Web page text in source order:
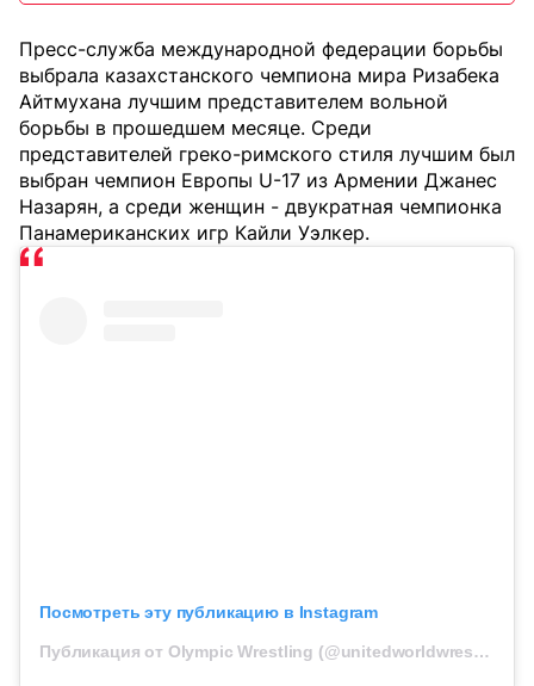
Пресс-служба международной федерации борьбы
выбрала казахстанского чемпиона мира Ризабека
Айтмухана лучшим представителем вольной
борьбы в прошедшем месяце. Среди
представителей греко-римского стиля лучшим был
выбран чемпион Европы U-17 из Армении Джанес
Назарян, а среди женщин - двукратная чемпионка
Панамериканских игр Кайли Уэлкер.
Посмотреть эту публикацию в Instagram
Публикация от Olympic Wrestling (@unitedworldwrestling)